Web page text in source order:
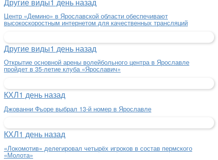
Центр «Демино» в Ярославской области обеспечивают
высокоскоростным интернетом для качественных трансляций
Другие виды1 день назад
Открытие основной арены волейбольного центра в Ярославле
пройдет в 35-летие клуба «Ярославич»
КХЛ1 день назад
Джованни Фьоре выбрал 13-й номер в Ярославле
КХЛ1 день назад
«Локомотив» делегировал четырёх игроков в состав пермского
«Молота»